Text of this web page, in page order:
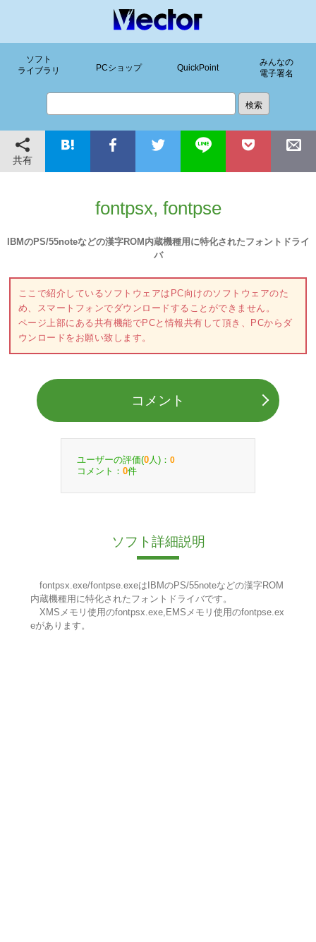
ソフト
ライブラリ
PCショップ QuickPoint
みんなの
電子署名
共有
fontpsx, fontpse
IBMのPS/55noteなどの漢字ROM内蔵機種用に特化されたフォントドライ
バ
ここで紹介しているソフトウェアはPC向けのソフトウェアのた
め、スマートフォンでダウンロードすることができません。
ページ上部にある共有機能でPCと情報共有して頂き、PCからダ
ウンロードをお願い致します。
コメント
ユーザーの評価(0 人)： 0
コメント： 0件
ソフト詳細説明
fontpsx.exe/fontpse.exeはIBMのPS/55noteなどの漢字ROM
内蔵機種用に特化されたフォントドライバです。
XMSメモリ使用のfontpsx.exe,EMSメモリ使用のfontpse.ex
eがあります。